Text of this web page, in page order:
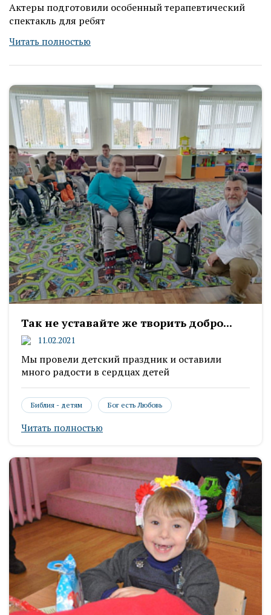
Актеры подготовили особенный терапевтический
спектакль для ребят
Читать полностью
Так не уставайте же творить добро...
11.02.2021
Мы провели детский праздник и оставили
много радости в сердцах детей
Библия - детям Бог есть Любовь
Читать полностью